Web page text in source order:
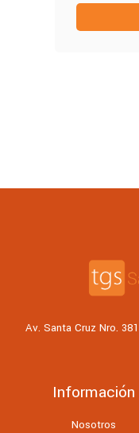
Av. Santa Cruz Nro.
Información
Nosotros